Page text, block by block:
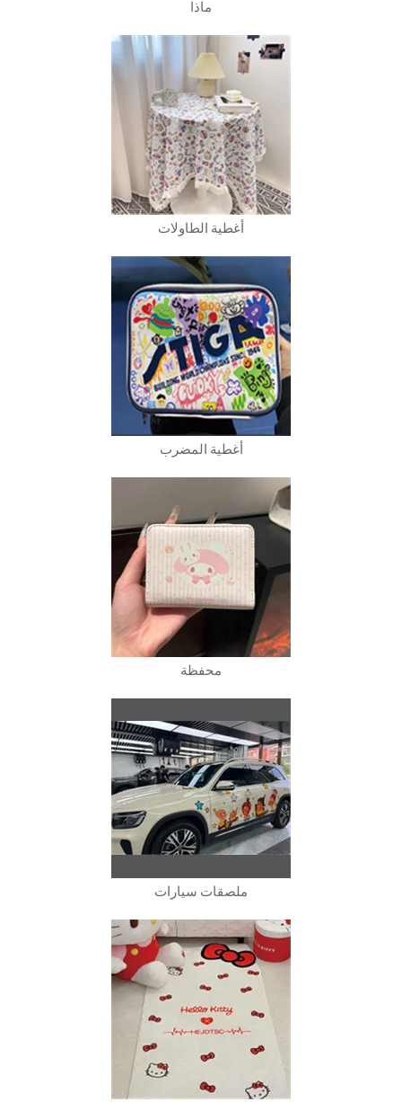
ماذا
أغطية الطاولات
أغطية المضرب
محفظة
ملصقات سيارات